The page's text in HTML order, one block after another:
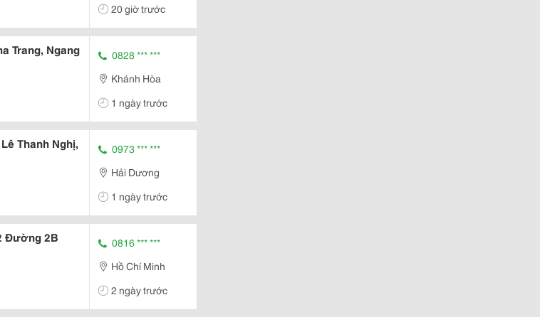
20 giờ trước
Trang, Ngang
0828 *** ***
Khánh Hòa
1 ngày trước
Thanh Nghị,
0973 *** ***
Hải Dương
1 ngày trước
Đường 2B
0816 *** ***
Hồ Chí Minh
2 ngày trước